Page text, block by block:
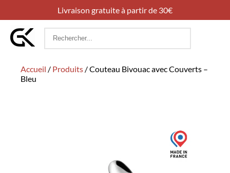
Livraison gratuite à partir de 30€
Rechercher
Accueil / Produits /Couteau Bivouac avec Couverts –
Bleu